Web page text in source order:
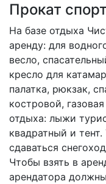
Прокат
На базе отдыха
аренду: для
весло,
кресло для
палатка, рюкзак,
костровой,
отдыха: лыжи
квадратный и
сдаваться
Чтобы взять в
арендатора